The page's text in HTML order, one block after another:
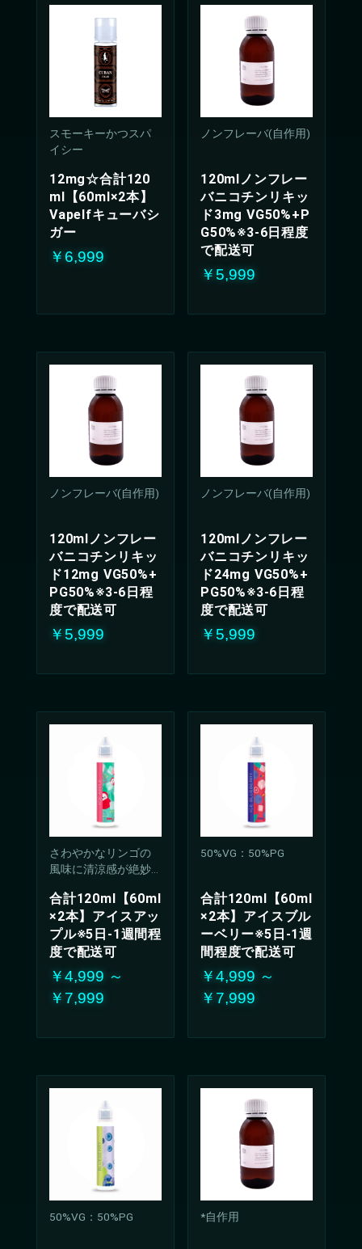
お買い物を続ける カートへ進む
スモーキーかつスパ
イシー
12mg☆合計120
ml【60ml×2本】
Vapelfキューバシ
ガー
￥6,999
ノンフレーバ(自作用)
120mlノンフレー
バニコチンリキッ
ド3mg VG50%+P
G50%※3-6日程度
で配送可
￥5,999
ノンフレーバ(自作用)
120mlノンフレー
バニコチンリキッ
ド12mg VG50%+
PG50%※3-6日程
度で配送可
￥5,999
ノンフレーバ(自作用)
120mlノンフレー
バニコチンリキッ
ド24mg VG50%+
PG50%※3-6日程
度で配送可
￥5,999
さわやかなリンゴの
風味に清涼感が絶妙
ド。
クールで爽やかな甘
酸っぱさは、どんな
シーンでも楽しんで
わい
合計120ml【60ml
×2本】アイスアッ
プル※5日-1週間程
度で配送可
￥4,999 ～
￥7,999
50%VG：50%PG
合計120ml【60ml
×2本】アイスブル
ーベリー※5日-1週
間程度で配送可
￥4,999 ～
￥7,999
50%VG：50%PG *自作用